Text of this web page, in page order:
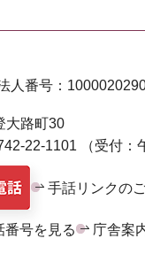
人番号：
路町30
22-1101 （受付：
手話リンクの
番号を見る 庁舎案